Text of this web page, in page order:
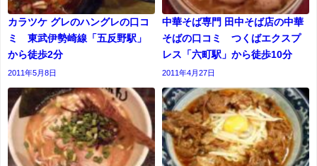
カラツケ グレのハングレの口コ
ミ 東武伊勢崎線「五反野駅」
から徒歩2分
2011年5月8日
中華そば専門 田中そば店の中華
そばの口コミ つくばエクスプ
レス「六町駅」から徒歩10分
2011年4月27日